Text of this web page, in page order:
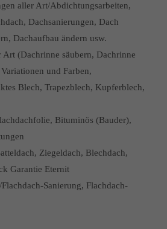
aller Art/Abdichtungsarbeiten,
Dachsanierungen, Dach
Dachaufbau ändern usw.
Art (Dachrinne säubern, Dachrinne
und Farben,
Blech, Trapezblech, Kupferblech,
Bituminös (Bauder),
Ziegeldach, Blechdach,
Garantie Eternit
Sanierung, Flachdach-